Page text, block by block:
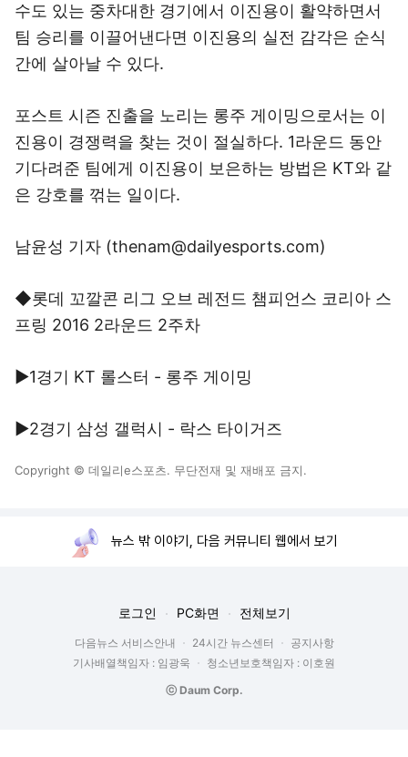
수도 있는 중차대한 경기에서 이진용이 활약하면서
팀 승리를 이끌어낸다면 이진용의 실전 감각은 순식
간에 살아날 수 있다.
포스트 시즌 진출을 노리는 롱주 게이밍으로서는 이
진용이 경쟁력을 찾는 것이 절실하다. 1라운드 동안
기다려준 팀에게 이진용이 보은하는 방법은 KT와 같
은 강호를 꺾는 일이다.
남윤성 기자 (thenam@dailyesports.com)
◆롯데 꼬깔콘 리그 오브 레전드 챔피언스 코리아 스
프링 2016 2라운드 2주차
▶1경기 KT 롤스터 - 롱주 게이밍
▶2경기 삼성 갤럭시 - 락스 타이거즈
Copyright © 데일리e스포츠. 무단전재 및 재배포 금지.
뉴스 밖 이야기, 다음 커뮤니티 웹에서 보기
로그인 PC화면 전체보기
다음뉴스 서비스안내 24시간 뉴스센터
공지사항
기사배열책임자 : 임광욱
청소년보호책임자 : 이호원
ⓒ Daum Corp.